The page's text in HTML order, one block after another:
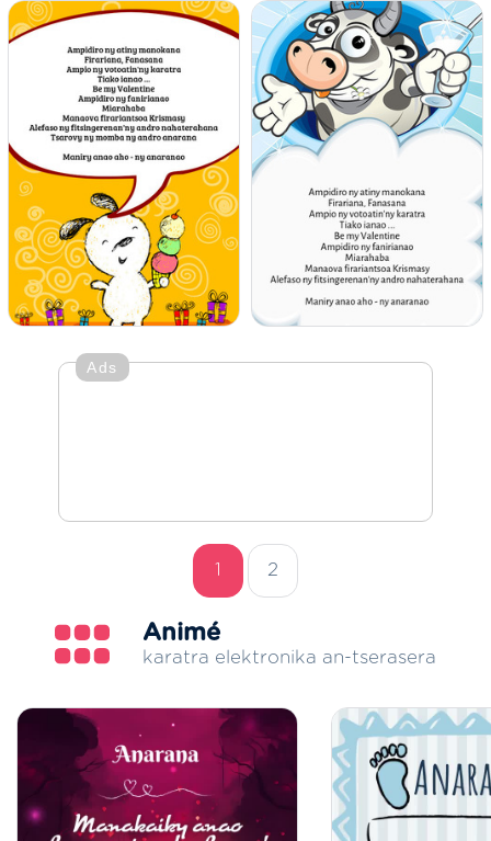
Ads
1 2
Animé
karatra elektronika an-tserasera